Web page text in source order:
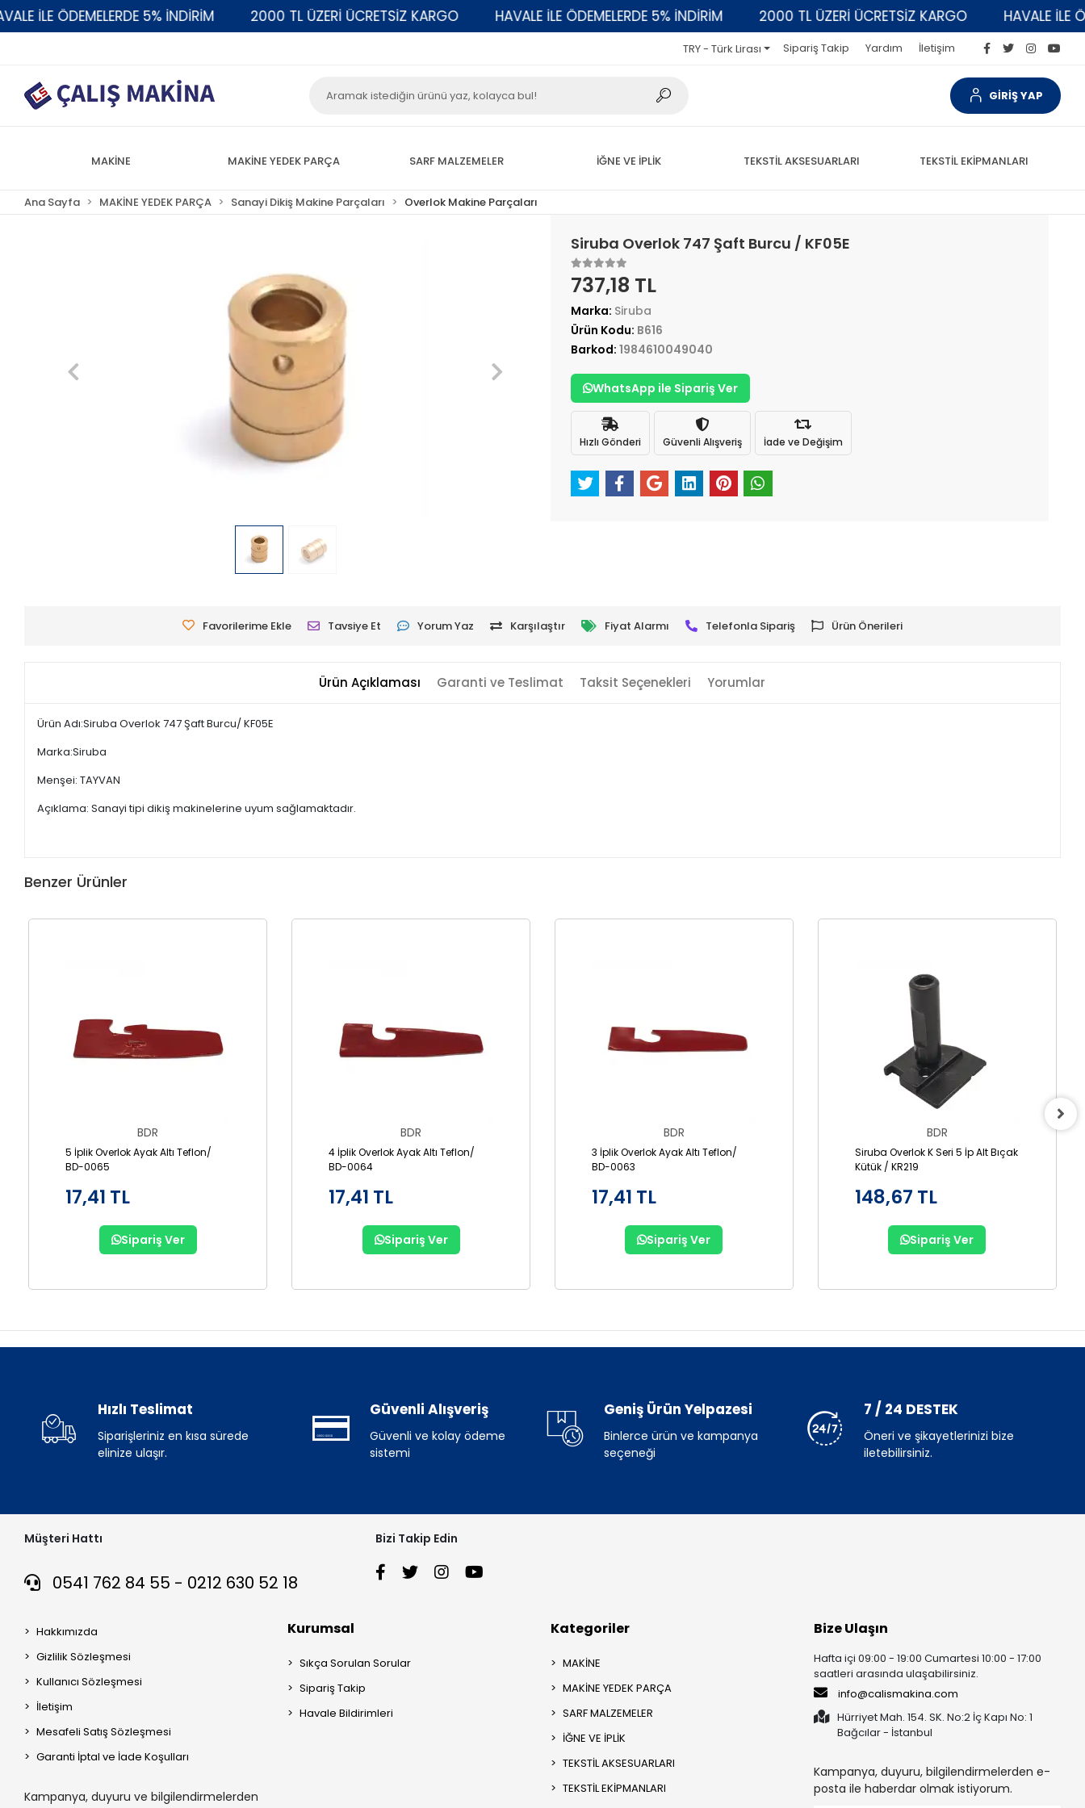
İLE ÖDEMELERDE 5% İNDİRİM 2000 TL ÜZERİ ÜCRETSİZ KARGO HAVALE İLE ÖDEMELERDE 5% İNDİRİM 2000 TL ÜZERİ ÜCRETSİZ KARGO HAVALE İLE
TRY - Türk Lirası Sipariş Takip Yardım İletişim
GİRİŞ YAP
MAKİNE MAKİNE YEDEK PARÇA SARF MALZEMELER İĞNE VE İPLİK TEKSTİL AKSESUARLARI TEKSTİL EKİPMANLARI
Ana Sayfa MAKİNE YEDEK PARÇA Sanayi Dikiş Makine Parçaları Overlok Makine Parçaları
Siruba Overlok 747 Şaft Burcu / KF05E
737,18 TL
Marka: Siruba
Ürün Kodu: B616
Barkod: 1984610049040
WhatsApp ile Sipariş Ver
Hızlı Gönderi Güvenli Alışveriş İade ve Değişim
Favorilerime Ekle Tavsiye Et Yorum Yaz Karşılaştır Fiyat Alarmı Telefonla Sipariş Ürün Önerileri
Ürün Açıklaması Garanti ve Teslimat Taksit Seçenekleri Yorumlar
Ürün Adı:Siruba Overlok 747 Şaft Burcu/ KF05E
Marka:Siruba
Menşei: TAYVAN
Açıklama: Sanayi tipi dikiş makinelerine uyum sağlamaktadır.
Benzer Ürünler
BDR
5 İplik Overlok Ayak Altı Teflon/
BD-0065
17,41 TL
Sipariş Ver
BDR
4 İplik Overlok Ayak Altı Teflon/
BD-0064
17,41 TL
Sipariş Ver
BDR
3 İplik Overlok Ayak Altı Teflon/
BD-0063
17,41 TL
Sipariş Ver
BDR
Siruba Overlok K Seri 5 İp Alt Bıçak
Kütük / KR219
148,67 TL
Sipariş Ver
Hızlı Teslimat
Siparişleriniz en kısa sürede
elinize ulaşır.
Güvenli Alışveriş
Güvenli ve kolay ödeme
sistemi
Geniş Ürün Yelpazesi
Binlerce ürün ve kampanya
seçeneği
7 / 24 DESTEK
Öneri ve şikayetlerinizi bize
iletebilirsiniz.
Müşteri Hattı
0541 762 84 55 - 0212 630 52 18
Bizi Takip Edin
Hakkımızda
Gizlilik Sözleşmesi
Kullanıcı Sözleşmesi
İletişim
Mesafeli Satış Sözleşmesi
Garanti İptal ve İade Koşulları
Kampanya, duyuru ve bilgilendirmelerden
Kurumsal
Sıkça Sorulan Sorular
Sipariş Takip
Havale Bildirimleri
Kategoriler
MAKİNE
MAKİNE YEDEK PARÇA
SARF MALZEMELER
İĞNE VE İPLİK
TEKSTİL AKSESUARLARI
TEKSTİL EKİPMANLARI
Bize Ulaşın
Hafta içi 09:00 - 19:00 Cumartesi 10:00 - 17:00
saatleri arasında ulaşabilirsiniz.
info@calismakina.com
Hürriyet Mah. 154. SK. No:2 İç Kapı No: 1
Bağcılar - İstanbul
Kampanya, duyuru, bilgilendirmelerden e-
posta ile haberdar olmak istiyorum.